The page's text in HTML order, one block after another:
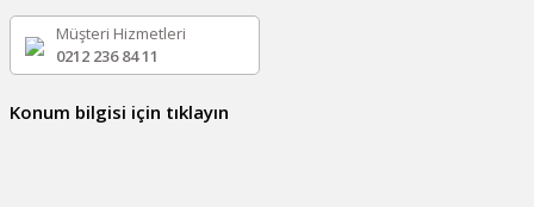
Müşteri Hizmetleri
0212 236 84 11
Konum bilgisi için tıklayın